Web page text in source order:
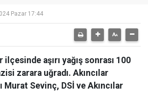
Pazar 17:44
ilçesinde aşırı yağış sonrası 100
zarara uğradı. Akıncılar
Murat Sevinç, DSİ ve Akıncılar